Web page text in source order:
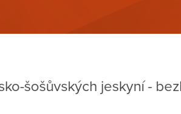
šošůvských jeskyní -